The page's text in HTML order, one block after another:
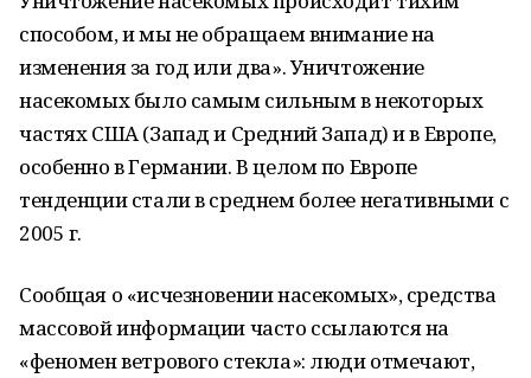
способом, и мы не обращаем внимание на
изменения за год или два». Уничтожение
насекомых было самым сильным в некоторых
частях США (Запад и Средний Запад) и в Европе,
особенно в Германии. В целом по Европе
тенденции стали в среднем более негативными с
2005 г.
Сообщая о «исчезновении насекомых», средства
массовой информации часто ссылаются на
«феномен ветрового стекла»: люди отмечают,